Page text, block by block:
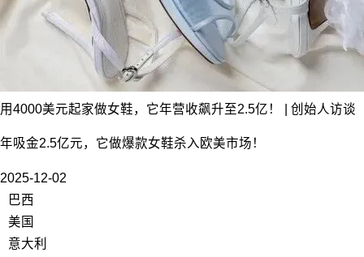
用4000美元起家做女鞋，它年营收飙升至2.5亿！ | 创始人访谈
年吸金2.5亿元，它做爆款女鞋杀入欧美市场！
2025-12-02
巴西
美国
意大利